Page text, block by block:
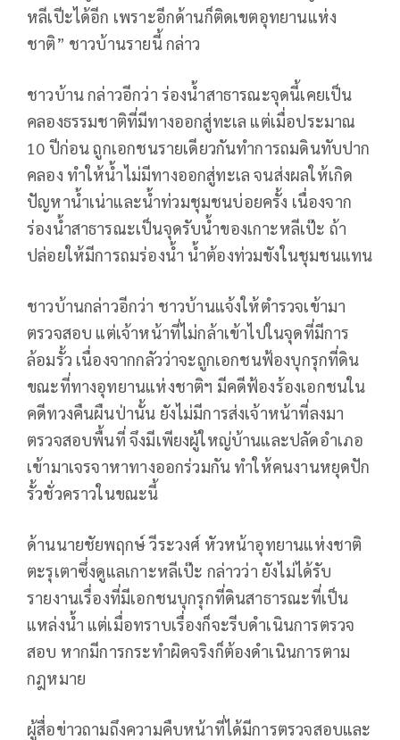
หลีเปีะได้อีก เพราะอีกด้านก็ติดเขตอุทยานแห่ง
ชาติ” ชาวบ้านรายนี้ กล่าว
ชาวบ้าน กล่าวอีกว่า ร่องน้ำสาธารณะจุดนี้เคยเป็น
คลองธรรมชาติที่มีทางออกสู่ทะเล แต่เมื่อประมาณ
10 ปีก่อน ถูกเอกชนรายเดียวกันทำการถมดินทับปาก
คลอง ทำให้น้ำไม่มีทางออกสู่ทะเล จนส่งผลให้เกิด
ปัญหาน้ำเน่าและน้ำท่วมชุมชนบ่อยครั้ง เนื่องจาก
ร่องน้ำสาธารณะเป็นจุดรับน้ำของเกาะหลีเป๊ะ ถ้า
ปล่อยให้มีการถมร่องน้ำ น้ำต้องท่วมขังในชุมชนแทน
ชาวบ้านกล่าวอีกว่า ชาวบ้านแจ้งให้ตำรวจเข้ามา
ตรวจสอบ แต่เจ้าหน้าที่ไม่กล้าเข้าไปในจุดที่มีการ
ล้อมรั้ว เนื่องจากกลัวว่าจะถูกเอกชนฟ้องบุกรุกที่ดิน
ขณะที่ทางอุทยานแห่งชาติฯ มีคดีฟ้องร้องเอกชนใน
คดีทวงคืนผืนป่านั้น ยังไม่มีการส่งเจ้าหน้าที่ลงมา
ตรวจสอบพื้นที่ จึงมีเพียงผู้ใหญ่บ้านและปลัดอำเภอ
เข้ามาเจรจาหาทางออกร่วมกัน ทำให้คนงานหยุดปัก
รั้วชั่วคราวในขณะนี้
ด้านนายชัยพฤกษ์ วีระวงศ์ หัวหน้าอุทยานแห่งชาติ
ตะรุเตาซึ่งดูแลเกาะหลีเป๊ะ กล่าวว่า ยังไม่ได้รับ
รายงานเรื่องที่มีเอกชนบุกรุกที่ดินสาธารณะที่เป็น
แหล่งน้ำ แต่เมื่อทราบเรื่องก็จะรีบดำเนินการตรวจ
สอบ หากมีการกระทำผิดจริงก็ต้องดำเนินการตาม
กฎหมาย
ผู้สื่อข่าวถามถึงความคืบหน้าที่ได้มีการตรวจสอบและ